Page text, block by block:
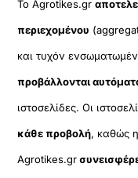
Το Agrotikes.gr
περιεχομένου
και τυχόν
προβάλλονται
ιστοσελίδες. Οι
κάθε προβολή, καθώς
Agrotikes.gr